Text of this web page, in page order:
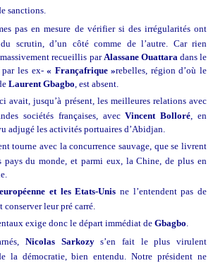
sanctions.
pas en mesure de vérifier si des irrégularités ont
scrutin, d’un côté comme de l’autre. Car rien
recueillis parAlassane Ouattaradans le
par les ex-« Françafrique »rebelles, région d’où le
Laurent Gbagbo, est absent.
avait, jusqu’à présent, les meilleures relations avec
sociétés françaises, avecVincent Bolloré, en
adjugé les activités portuaires d’Abidjan.
tourne avec la concurrence sauvage, que se livrent
pays du monde, et parmi eux, la Chine, de plus en
et les Etats-Unis ne l’entendent pas de
leur pré carré.
exige donc le départ immédiat de Gbagbo.
Nicolas Sarkozys’en fait le plus virulent
la démocratie, bien entendu. Notre président ne